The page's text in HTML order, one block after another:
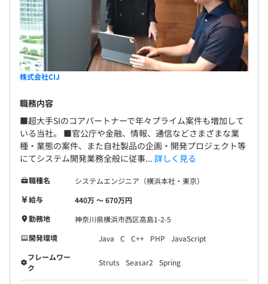
メントよりのキャリアの2パターンが用意されています。
▼システム開発部門は以下6事業部で構成されています。
大手企業からの業務を中心とした基盤系技術を強みにした
開発業務と金融分野に特化し専門知識を生かした開発業務
をおこなっています。
②「デジタルイノベーションビジネス事業部」
AIやIoTなどの先端技術を活用した開発や組込技術、アプ
リケーション開発等、さまざまな顧客へサービス提供して
います。
③「ワイドビジネス事業部」
官公庁系案件など大規模案件を中心におこなっています。
④「第一プライムビジネス事業部」
株式会社CIJ
職務内容
■超大手SIのコアパートナーで年々プライム案件も増加して
いる当社。 ■官公庁や金融、情報、通信などさまざまな業
種・業態の案件、また自社製品の企画・開発プロジェクト等
にてシステム開発業務全般に従事... 詳しく見る
職種名
システムエンジニア（横浜本社・東京）
給与
440万 〜 670万円
勤務地
神奈川県横浜市西区高島1-2-5
開発環境
Java C C++ PHP
JavaScript
フレームワー
ク
Struts Seasar2 Spring